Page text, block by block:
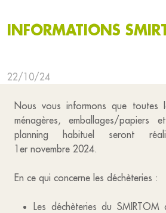
INFORMATIONS
22/10/24
Nous vous informons que toutes
ménagères, emballages/papiers
planning habituel seront
1er novembre 2024.
En ce qui concerne les déchèteries :
Les déchèteries du